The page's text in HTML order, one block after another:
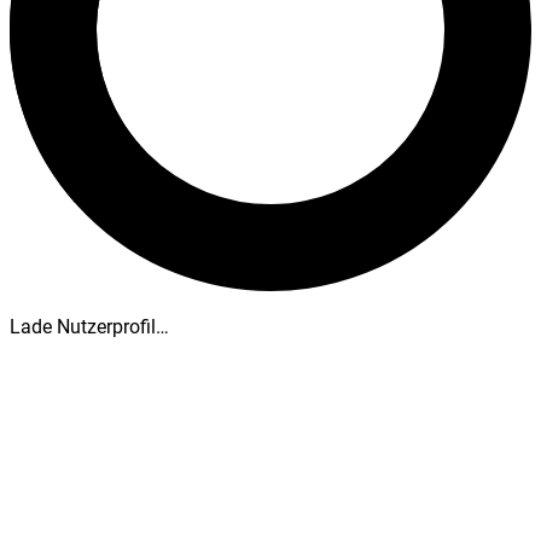
Lade Nutzerprofil…